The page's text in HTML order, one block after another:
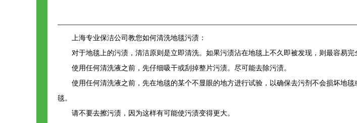
上海专业保洁公司教您如何清洗地毯污渍：
对于地毯上的污渍，清洁原则是立即清洗。如果污渍沾在地毯上不久即被发现，则最容易完
使用任何清洗液之前，先仔细吸干或刮掉整片污渍。尽可能去除污渍。
使用任何清洗液之前，先在地毯的某个不显眼的地方进行试验，以确保去污剂不会损坏地
毯。
请不要去擦污渍，因为这样有可能使污渍变得更大。